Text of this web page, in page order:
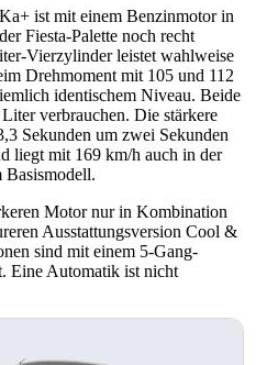
ist mit einem Benzinmotor in
Fiesta-Palette noch recht
Vierzylinder leistet wahlweise
Drehmoment mit 105 und 112
identischem Niveau. Beide
verbrauchen. Die stärkere
Sekunden um zwei Sekunden
liegt mit 169 km/h auch in der
Basismodell.
Motor nur in Kombination
Ausstattungsversion Cool &
sind mit einem 5-Gang-
Eine Automatik ist nicht